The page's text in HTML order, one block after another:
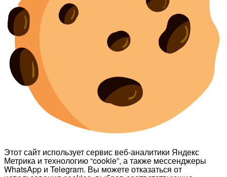
Этот сайт использует сервис веб-аналитики Яндекс
Метрика и технологию “cookie”, а также мессенджеры
WhatsApp и Telegram. Вы можете отказаться от